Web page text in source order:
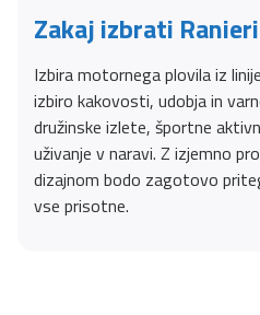
Zakaj izbrati
Izbira motornega plovila iz
izbiro kakovosti, udobja in
družinske izlete, športne
uživanje v naravi. Z izjemno
dizajnom bodo zagotovo
vse prisotne.